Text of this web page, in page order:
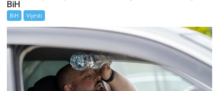
BiH
BiH Vijesti